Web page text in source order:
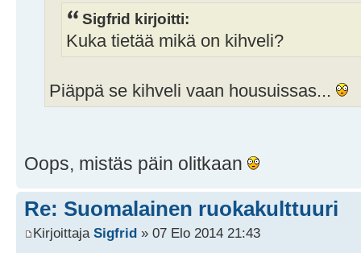
Sigfrid kirjoitti:
Kuka tietää mikä on kihveli?
Piäppä se kihveli vaan housuissas...
Oops, mistäs päin olitkaan
Re: Suomalainen ruokakulttuuri
Kirjoittaja Sigfrid » 07 Elo 2014 21:43